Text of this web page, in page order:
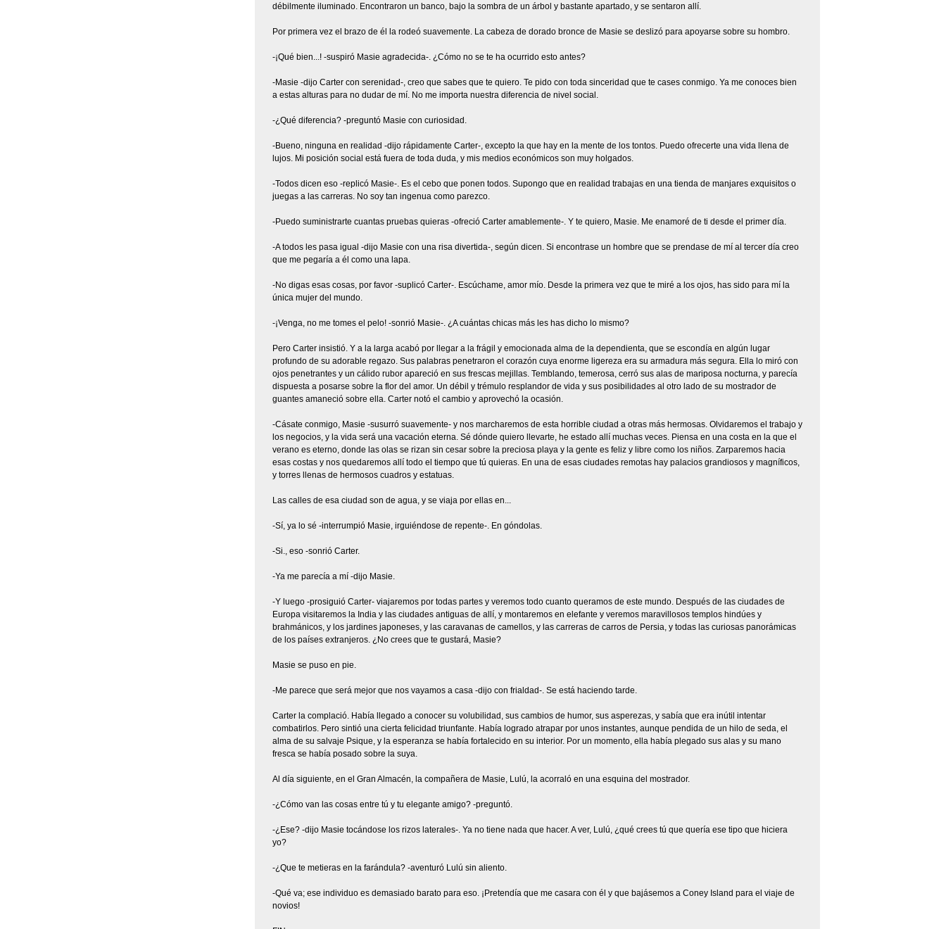
débilmente iluminado. Encontraron un banco, bajo la sombra de un árbol y bastante apartado, y se sentaron allí.
Por primera vez el brazo de él la rodeó suavemente. La cabeza de dorado bronce de Masie se deslizó para apoyarse sobre su hombro.
-¡Qué bien...! -suspiró Masie agradecida-. ¿Cómo no se te ha ocurrido esto antes?
-Masie -dijo Carter con serenidad-, creo que sabes que te quiero. Te pido con toda sinceridad que te cases conmigo. Ya me conoces bien
a estas alturas para no dudar de mí. No me importa nuestra diferencia de nivel social.
-¿Qué diferencia? -preguntó Masie con curiosidad.
-Bueno, ninguna en realidad -dijo rápidamente Carter-, excepto la que hay en la mente de los tontos. Puedo ofrecerte una vida llena de
lujos. Mi posición social está fuera de toda duda, y mis medios económicos son muy holgados.
-Todos dicen eso -replicó Masie-. Es el cebo que ponen todos. Supongo que en realidad trabajas en una tienda de manjares exquisitos o
juegas a las carreras. No soy tan ingenua como parezco.
-Puedo suministrarte cuantas pruebas quieras -ofreció Carter amablemente-. Y te quiero, Masie. Me enamoré de ti desde el primer día.
-A todos les pasa igual -dijo Masie con una risa divertida-, según dicen. Si encontrase un hombre que se prendase de mí al tercer día creo
que me pegaría a él como una lapa.
-No digas esas cosas, por favor -suplicó Carter-. Escúchame, amor mío. Desde la primera vez que te miré a los ojos, has sido para mí la
única mujer del mundo.
-¡Venga, no me tomes el pelo! -sonrió Masie-. ¿A cuántas chicas más les has dicho lo mismo?
Pero Carter insistió. Y a la larga acabó por llegar a la frágil y emocionada alma de la dependienta, que se escondía en algún lugar
profundo de su adorable regazo. Sus palabras penetraron el corazón cuya enorme ligereza era su armadura más segura. Ella lo miró con
ojos penetrantes y un cálido rubor apareció en sus frescas mejillas. Temblando, temerosa, cerró sus alas de mariposa nocturna, y parecía
dispuesta a posarse sobre la flor del amor. Un débil y trémulo resplandor de vida y sus posibilidades al otro lado de su mostrador de
guantes amaneció sobre ella. Carter notó el cambio y aprovechó la ocasión.
-Cásate conmigo, Masie -susurró suavemente- y nos marcharemos de esta horrible ciudad a otras más hermosas. Olvidaremos el trabajo y
los negocios, y la vida será una vacación eterna. Sé dónde quiero llevarte, he estado allí muchas veces. Piensa en una costa en la que el
verano es eterno, donde las olas se rizan sin cesar sobre la preciosa playa y la gente es feliz y libre como los niños. Zarparemos hacia
esas costas y nos quedaremos allí todo el tiempo que tú quieras. En una de esas ciudades remotas hay palacios grandiosos y magníficos,
y torres llenas de hermosos cuadros y estatuas.
Las calles de esa ciudad son de agua, y se viaja por ellas en...
-Sí, ya lo sé -interrumpió Masie, irguiéndose de repente-. En góndolas.
-Si., eso -sonrió Carter.
-Ya me parecía a mí -dijo Masie.
-Y luego -prosiguió Carter- viajaremos por todas partes y veremos todo cuanto queramos de este mundo. Después de las ciudades de
Europa visitaremos la India y las ciudades antiguas de allí, y montaremos en elefante y veremos maravillosos templos hindúes y
brahmánicos, y los jardines japoneses, y las caravanas de camellos, y las carreras de carros de Persia, y todas las curiosas panorámicas
de los países extranjeros. ¿No crees que te gustará, Masie?
Masie se puso en pie.
-Me parece que será mejor que nos vayamos a casa -dijo con frialdad-. Se está haciendo tarde.
Carter la complació. Había llegado a conocer su volubilidad, sus cambios de humor, sus asperezas, y sabía que era inútil intentar
combatirlos. Pero sintió una cierta felicidad triunfante. Había logrado atrapar por unos instantes, aunque pendida de un hilo de seda, el
alma de su salvaje Psique, y la esperanza se había fortalecido en su interior. Por un momento, ella había plegado sus alas y su mano
fresca se había posado sobre la suya.
Al día siguiente, en el Gran Almacén, la compañera de Masie, Lulú, la acorraló en una esquina del mostrador.
-¿Cómo van las cosas entre tú y tu elegante amigo? -preguntó.
-¿Ese? -dijo Masie tocándose los rizos laterales-. Ya no tiene nada que hacer. A ver, Lulú, ¿qué crees tú que quería ese tipo que hiciera
yo?
-¿Que te metieras en la farándula? -aventuró Lulú sin aliento.
-Qué va; ese individuo es demasiado barato para eso. ¡Pretendía que me casara con él y que bajásemos a Coney Island para el viaje de
novios!